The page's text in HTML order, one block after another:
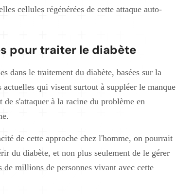
cellules régénérées de cette attaque auto-
pour traiter le diabète
dans le traitement du diabète, basées sur la
qui visent surtout à suppléer le manque
s'attaquer à la racine du problème en
de cette approche chez l'homme, on pourrait
du diabète, et non plus seulement de le gérer
millions de personnes vivant avec cette